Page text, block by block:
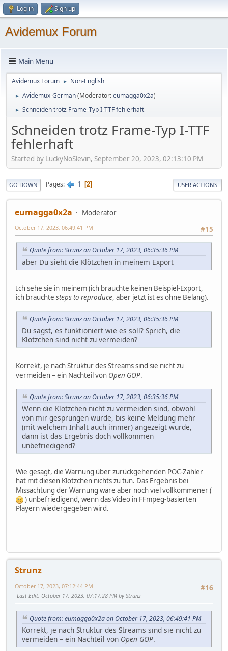
Log in Sign up
Avidemux Forum
Main Menu
Avidemux Forum ► Non-English
► Avidemux-German(Moderator:eumagga0x2a)
► Schneiden trotz Frame-Typ I-TTF fehlerhaft
Schneiden trotz Frame-Typ I-TTF
fehlerhaft
Started by LuckyNoSlevin, September 20, 2023, 02:13:10 PM
GO DOWN Pages 1 2 USER ACTIONS
eumagga0x2a
Moderator
#15
October 17, 2023, 06:49:41 PM
Quote from: Strunz on October 17, 2023, 06:35:36 PM
aber Du sieht die Klötzchen in meinem Export
Ich sehe sie in meinem (ich brauchte keinen Beispiel-Export,
ich brauchte steps to reproduce, aber jetzt ist es ohne Belang).
Quote from: Strunz on October 17, 2023, 06:35:36 PM
Du sagst, es funktioniert wie es soll? Sprich, die
Klötzchen sind nicht zu vermeiden?
Korrekt, je nach Struktur des Streams sind sie nicht zu
vermeiden – ein Nachteil von Open GOP.
Quote from: Strunz on October 17, 2023, 06:35:36 PM
Wenn die Klötzchen nicht zu vermeiden sind, obwohl
von mir gesprungen wurde, bis keine Meldung mehr
(mit welchem Inhalt auch immer) angezeigt wurde,
dann ist das Ergebnis doch vollkommen
unbefriedigend?
Wie gesagt, die Warnung über zurückgehenden POC-Zähler
hat mit diesen Klötzchen nichts zu tun. Das Ergebnis bei
Missachtung der Warnung wäre aber noch viel vollkommener (
) unbefriedigend, wenn das Video in FFmpeg-basierten
Playern wiedergegeben wird.
Strunz
#16
October 17, 2023, 07:12:44 PM
Last Edit: October 17, 2023, 07:17:28 PM by Strunz
Quote from: eumagga0x2a on October 17, 2023, 06:49:41 PM
Korrekt, je nach Struktur des Streams sind sie nicht zu
vermeiden – ein Nachteil von Open GOP.